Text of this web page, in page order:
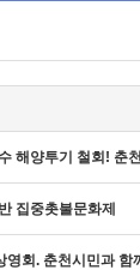
해양투기 철회! 춘
집중촛불문화제
회. 춘천시민과 함